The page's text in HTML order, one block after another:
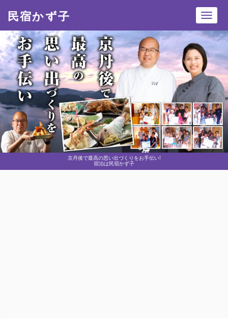
京丹後で最高の思い出づくりをお手伝い!
宿泊は民宿かず子
民宿かず子